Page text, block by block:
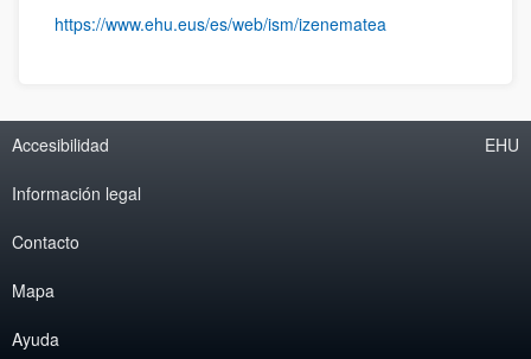
https://www.ehu.eus/es/web/ism/izenematea
Accesibilidad
Información legal
Contacto
Mapa
Ayuda
EHU